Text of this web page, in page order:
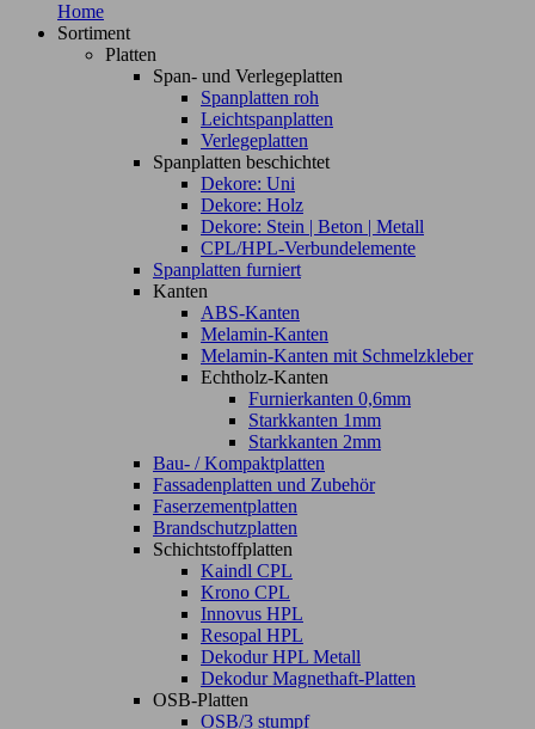
Home
Sortiment
Platten
Span- und Verlegeplatten
Spanplatten roh
Leichtspanplatten
Verlegeplatten
Spanplatten beschichtet
Dekore: Uni
Dekore: Holz
Dekore: Stein | Beton | Metall
CPL/HPL-Verbundelemente
Spanplatten furniert
Kanten
ABS-Kanten
Melamin-Kanten
Melamin-Kanten mit Schmelzkleber
Echtholz-Kanten
Furnierkanten 0,6mm
Starkkanten 1mm
Starkkanten 2mm
Bau- / Kompaktplatten
Fassadenplatten und Zubehör
Faserzementplatten
Brandschutzplatten
Schichtstoffplatten
Kaindl CPL
Krono CPL
Innovus HPL
Resopal HPL
Dekodur HPL Metall
Dekodur Magnethaft-Platten
OSB-Platten
OSB/3 stumpf